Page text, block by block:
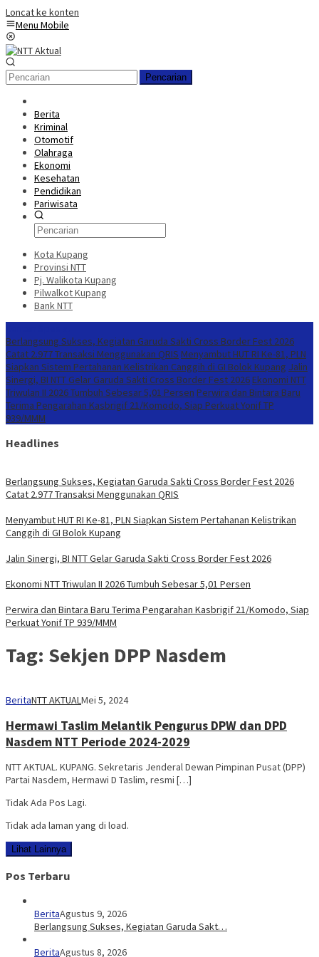
Loncat ke konten
Menu Mobile
Pencarian
Berita
Kriminal
Otomotif
Olahraga
Ekonomi
Kesehatan
Pendidikan
Pariwisata
Kota Kupang
Provinsi NTT
Pj. Walikota Kupang
Pilwalkot Kupang
Bank NTT
Berlangsung Sukses, Kegiatan Garuda Sakti Cross Border Fest 2026
Catat 2.977 Transaksi Menggunakan QRIS Menyambut HUT RI Ke-81, PLN
Siapkan Sistem Pertahanan Kelistrikan Canggih di GI Bolok Kupang Jalin
Sinergi, BI NTT Gelar Garuda Sakti Cross Border Fest 2026 Ekonomi NTT
Triwulan II 2026 Tumbuh Sebesar 5,01 Persen Perwira dan Bintara Baru
Terima Pengarahan Kasbrigif 21/Komodo, Siap Perkuat Yonif TP
939/MMM
Headlines
Berlangsung Sukses, Kegiatan Garuda Sakti Cross Border Fest 2026
Catat 2.977 Transaksi Menggunakan QRIS
Menyambut HUT RI Ke-81, PLN Siapkan Sistem Pertahanan Kelistrikan
Canggih di GI Bolok Kupang
Jalin Sinergi, BI NTT Gelar Garuda Sakti Cross Border Fest 2026
Ekonomi NTT Triwulan II 2026 Tumbuh Sebesar 5,01 Persen
Perwira dan Bintara Baru Terima Pengarahan Kasbrigif 21/Komodo, Siap
Perkuat Yonif TP 939/MMM
Tag: Sekjen DPP Nasdem
BeritaNTT AKTUALMei 5, 2024
Hermawi Taslim Melantik Pengurus DPW dan DPD
Nasdem NTT Periode 2024-2029
NTT AKTUAL. KUPANG. Sekretaris Jenderal Dewan Pimpinan Pusat (DPP)
Partai Nasdem, Hermawi D Taslim, resmi […]
Tidak Ada Pos Lagi.
Tidak ada laman yang di load.
Lihat Lainnya
Pos Terbaru
BeritaAgustus 9, 2026
Berlangsung Sukses, Kegiatan Garuda Sakt…
BeritaAgustus 8, 2026